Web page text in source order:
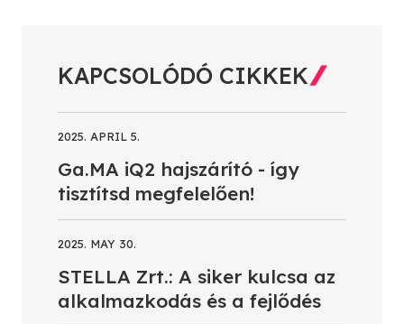
KAPCSOLÓDÓ CIKKEK
2025. APRIL 5.
Ga.MA iQ2 hajszárító - így
tisztítsd megfelelően!
2025. MAY 30.
STELLA Zrt.: A siker kulcsa az
alkalmazkodás és a fejlődés